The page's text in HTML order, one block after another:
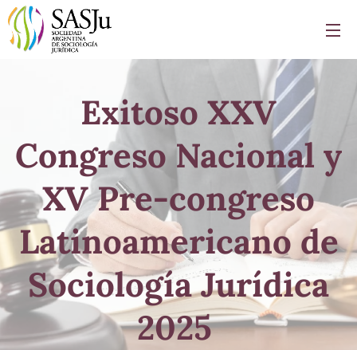
Exitoso XXV
Congreso Nacional y
XV Pre-congreso
Latinoamericano de
Sociología Jurídica
2025